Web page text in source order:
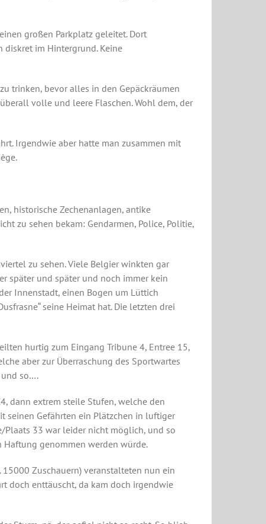
großen Parkplatz geleitet. Dort
diskret im Hintergrund. Keine
trinken, bevor alles in den Gepäckräumen
volle und leere Flaschen. Wohl dem, der
Irgendwie aber hatte man zusammen mit
historische Zechenanlagen, antike
zu sehen bekam: Gendarmen, Police, Politie,
zu sehen. Viele Belgier winkten gar
später und später und noch immer kein
Innenstadt, einen Bogen um Lüttich
seine Heimat hat. Die letzten drei
hurtig zum Eingang Tribune 4, Entree 15,
aber zur Überraschung des Sportwartes
und so….
dann extrem steile Stufen, welche den
seinen Gefährten ein Plätzchen in luftiger
Plaats 33 war leider nicht möglich, und so
Haftung genommen werden würde.
Zuschauern) veranstalteten nun ein
doch enttäuscht, da kam doch irgendwie